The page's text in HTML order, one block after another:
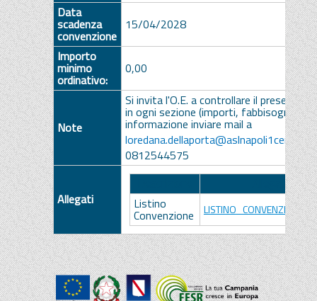
Data
scadenza
convenzione
15/04/2028
Importo
minimo
ordinativo:
0,00
Note
Si invita l'O.E. a controllare il presente
in ogni sezione (importi, fabbisogni,
informazione inviare mail a
loredana.dellaporta@aslnapoli1centro.it
0812544575
Allegati
Allegato
Listino
Convenzione